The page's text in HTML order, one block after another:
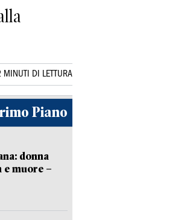
MINUTI DI LETTURA
Piano
donna
muore –